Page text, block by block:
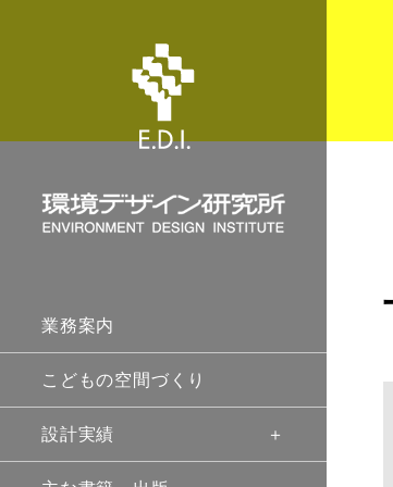
業務案内
こどもの空間づくり
設計実績